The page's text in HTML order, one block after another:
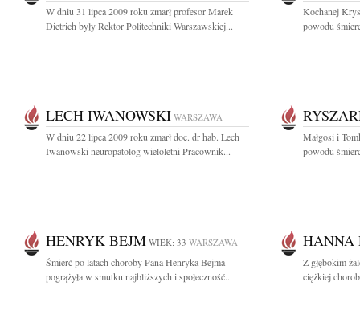
W dniu 31 lipca 2009 roku zmarł profesor Marek
Dietrich były Rektor Politechniki Warszawskiej...
Kochanej
powodu
LECH IWANOWSKI WARSZAWA
W dniu 22 lipca 2009 roku zmarł doc. dr hab. Lech
Iwanowski neuropatolog wieloletni Pracownik...
Małgosi i
powodu
HENRYK BEJM WIEK: 33 WARSZAWA
Śmierć po latach choroby Pana Henryka Bejma
pogrążyła w smutku najbliższych i społeczność...
HANNA
Z głębokim
ciężkiej